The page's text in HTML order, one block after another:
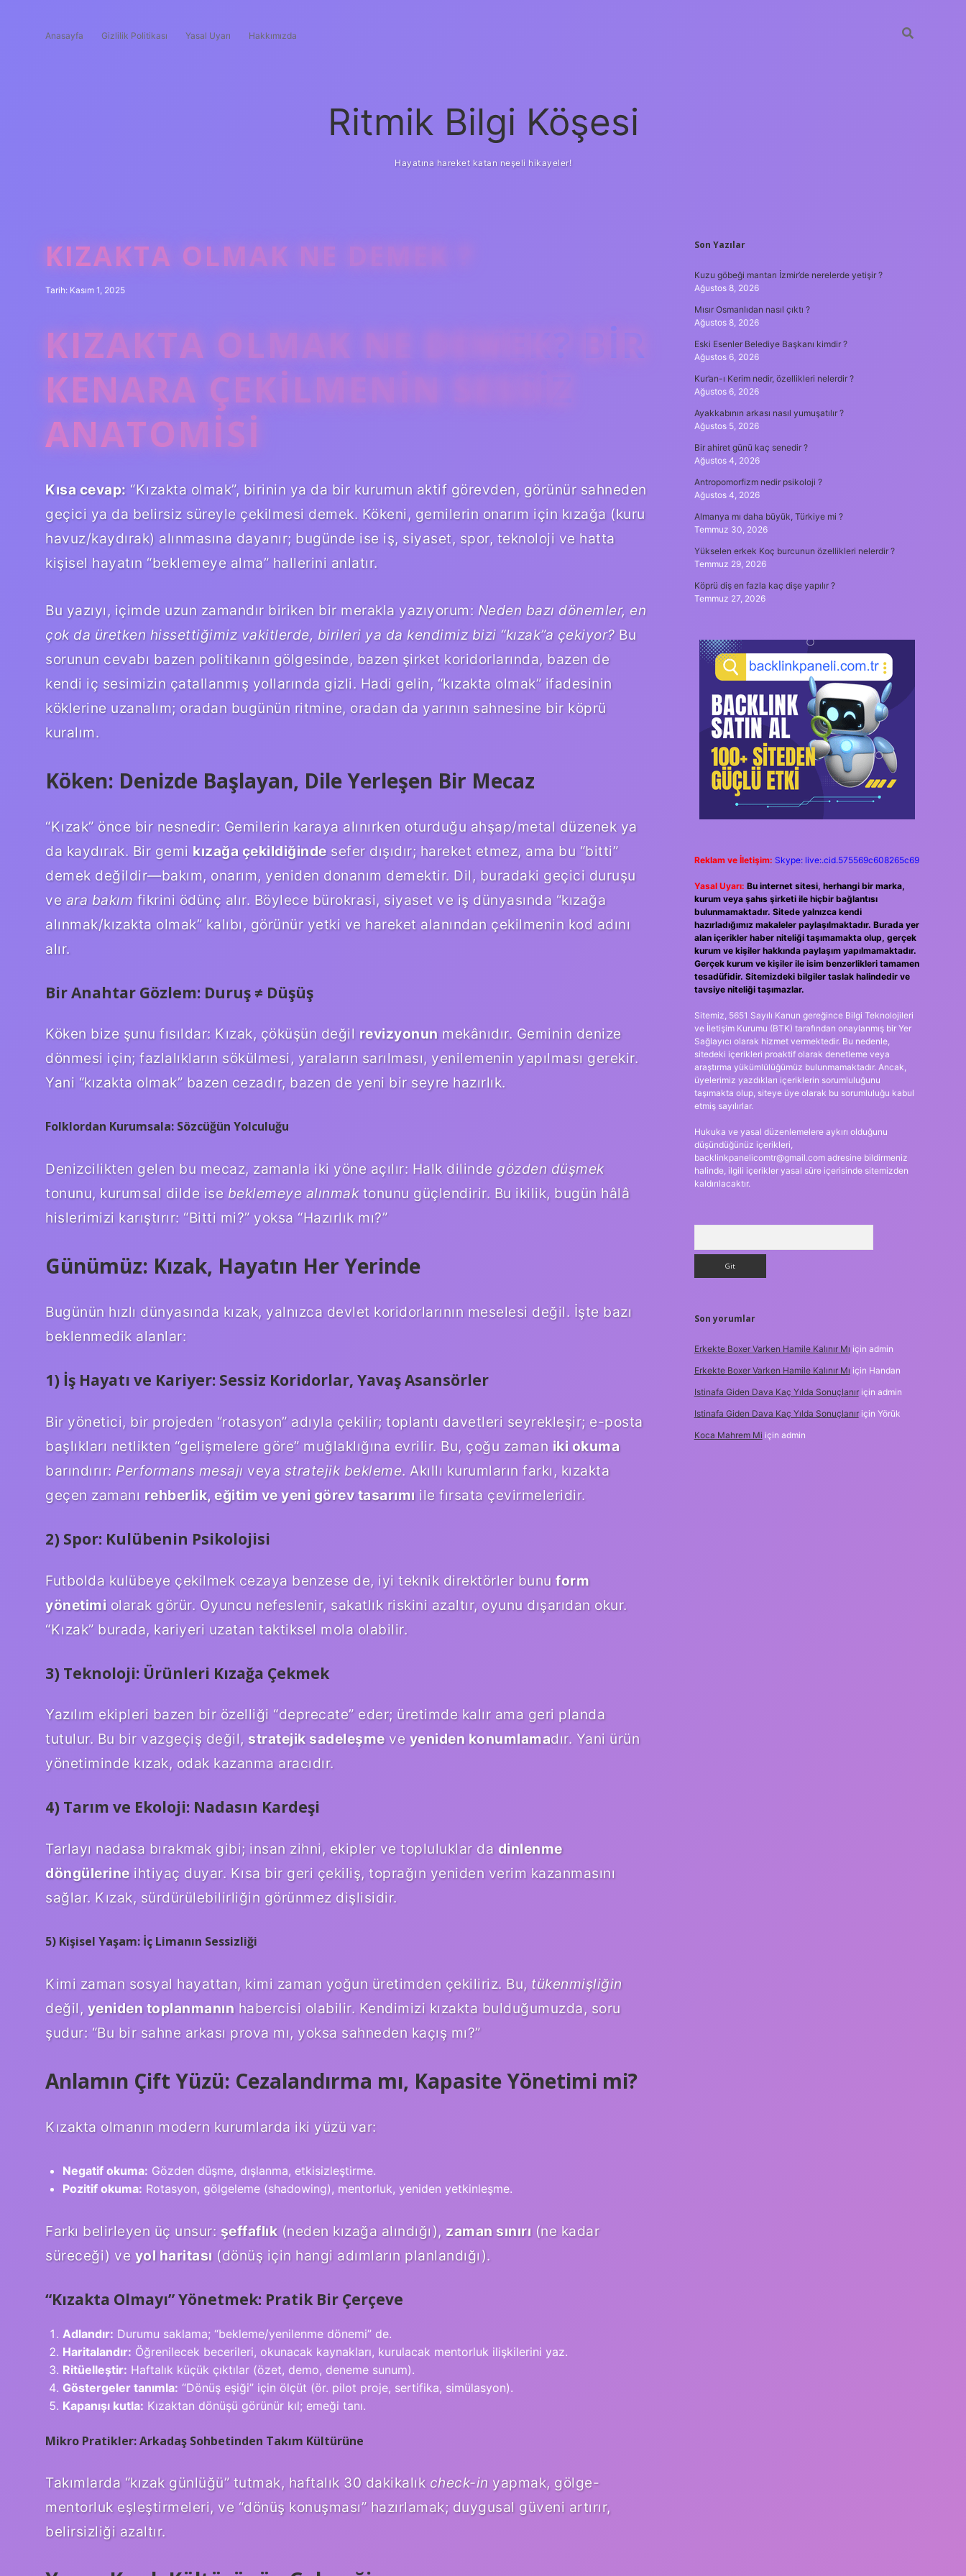
Anasayfa Gizlilik Politikası Yasal Uyarı Hakkımızda
Ritmik Bilgi Köşesi
Hayatına hareket katan neşeli hikayeler!
KIZAKTA OLMAK NE DEMEK ?
Tarih: Kasım 1, 2025
KIZAKTA OLMAK NE DEMEK? BIR
KENARA ÇEKILMENIN SESSIZ
ANATOMISI
Kısa cevap: “Kızakta olmak”, birinin ya da bir kurumun aktif görevden, görünür sahneden
geçici ya da belirsiz süreyle çekilmesi demek. Kökeni, gemilerin onarım için kızağa (kuru
havuz/kaydırak) alınmasına dayanır; bugünde ise iş, siyaset, spor, teknoloji ve hatta
kişisel hayatın “beklemeye alma” hallerini anlatır.
Bu yazıyı, içimde uzun zamandır biriken bir merakla yazıyorum: Neden bazı dönemler, en
çok da üretken hissettiğimiz vakitlerde, birileri ya da kendimiz bizi “kızak”a çekiyor?Bu
sorunun cevabı bazen politikanın gölgesinde, bazen şirket koridorlarında, bazen de
kendi iç sesimizin çatallanmış yollarında gizli. Hadi gelin, “kızakta olmak” ifadesinin
köklerine uzanalım; oradan bugünün ritmine, oradan da yarının sahnesine bir köprü
kuralım.
Köken: Denizde Başlayan, Dile Yerleşen Bir Mecaz
“Kızak” önce bir nesnedir: Gemilerin karaya alınırken oturduğu ahşap/metal düzenek ya
da kaydırak. Bir gemi kızağa çekildiğindesefer dışıdır; hareket etmez, ama bu “bitti”
demek değildir—bakım, onarım, yeniden donanım demektir. Dil, buradaki geçici duruşu
ve ara bakım fikrini ödünç alır. Böylece bürokrasi, siyaset ve iş dünyasında “kızağa
alınmak/kızakta olmak” kalıbı, görünür yetki ve hareket alanından çekilmenin kod adını
alır.
Bir Anahtar Gözlem: Duruş ≠ Düşüş
Köken bize şunu fısıldar: Kızak, çöküşün değil revizyonunmekânıdır. Geminin denize
dönmesi için; fazlalıkların sökülmesi, yaraların sarılması, yenilemenin yapılması gerekir.
Yani “kızakta olmak” bazen cezadır, bazen de yeni bir seyre hazırlık.
Folklordan Kurumsala: Sözcüğün Yolculuğu
Denizcilikten gelen bu mecaz, zamanla iki yöne açılır: Halk dilinde gözden düşmek
tonunu, kurumsal dilde ise beklemeye alınmaktonunu güçlendirir. Bu ikilik, bugün hâlâ
hislerimizi karıştırır: “Bitti mi?” yoksa “Hazırlık mı?”
Günümüz: Kızak, Hayatın Her Yerinde
Bugünün hızlı dünyasında kızak, yalnızca devlet koridorlarının meselesi değil. İşte bazı
beklenmedik alanlar:
1) İş Hayatı ve Kariyer: Sessiz Koridorlar, Yavaş Asansörler
Bir yönetici, bir projeden “rotasyon” adıyla çekilir; toplantı davetleri seyrekleşir; e-posta
başlıkları netlikten “gelişmelere göre” muğlaklığına evrilir. Bu, çoğu zaman iki okuma
barındırır: Performans mesajı veya stratejik bekleme. Akıllı kurumların farkı, kızakta
geçen zamanı rehberlik, eğitim ve yeni görev tasarımıile fırsata çevirmeleridir.
2) Spor: Kulübenin Psikolojisi
Futbolda kulübeye çekilmek cezaya benzese de, iyi teknik direktörler bunu form
yönetimiolarak görür. Oyuncu nefeslenir, sakatlık riskini azaltır, oyunu dışarıdan okur.
“Kızak” burada, kariyeri uzatan taktiksel mola olabilir.
3) Teknoloji: Ürünleri Kızağa Çekmek
Yazılım ekipleri bazen bir özelliği “deprecate” eder; üretimde kalır ama geri planda
tutulur. Bu bir vazgeçiş değil, stratejik sadeleşmeve yeniden konumlamadır. Yani ürün
yönetiminde kızak, odak kazanma aracıdır.
4) Tarım ve Ekoloji: Nadasın Kardeşi
Tarlayı nadasa bırakmak gibi; insan zihni, ekipler ve topluluklar da dinlenme
döngülerineihtiyaç duyar. Kısa bir geri çekiliş, toprağın yeniden verim kazanmasını
sağlar. Kızak, sürdürülebilirliğin görünmez dişlisidir.
5) Kişisel Yaşam: İç Limanın Sessizliği
Kimi zaman sosyal hayattan, kimi zaman yoğun üretimden çekiliriz. Bu, tükenmişliğin
değil, yeniden toplanmanınhabercisi olabilir. Kendimizi kızakta bulduğumuzda, soru
şudur: “Bu bir sahne arkası prova mı, yoksa sahneden kaçış mı?”
Anlamın Çift Yüzü: Cezalandırma mı, Kapasite Yönetimi mi?
Kızakta olmanın modern kurumlarda iki yüzü var:
Negatif okuma: Gözden düşme, dışlanma, etkisizleştirme.
Pozitif okuma: Rotasyon, gölgeleme (shadowing), mentorluk, yeniden yetkinleşme.
Farkı belirleyen üç unsur: şeffaflık (neden kızağa alındığı), zaman sınırı(ne kadar
süreceği) ve yol haritası(dönüş için hangi adımların planlandığı).
“Kızakta Olmayı” Yönetmek: Pratik Bir Çerçeve
Adlandır: Durumu saklama; “bekleme/yenilenme dönemi” de.
Haritalandır: Öğrenilecek becerileri, okunacak kaynakları, kurulacak mentorluk ilişkilerini yaz.
Ritüelleştir: Haftalık küçük çıktılar (özet, demo, deneme sunum).
Göstergeler tanımla: “Dönüş eşiği” için ölçüt (ör. pilot proje, sertifika, simülasyon).
Kapanışı kutla: Kızaktan dönüşü görünür kıl; emeği tanı.
Mikro Pratikler: Arkadaş Sohbetinden Takım Kültürüne
Takımlarda “kızak günlüğü” tutmak, haftalık 30 dakikalık check-inyapmak, gölge-
mentorluk eşleştirmeleri, ve “dönüş konuşması” hazırlamak; duygusal güveni artırır,
belirsizliği azaltır.
SIDEBAR
Son Yazılar
Kuzu göbeği mantarı İzmir’de nerelerde yetişir ?
Ağustos 8, 2026
Mısır Osmanlıdan nasıl çıktı ?
Ağustos 8, 2026
Eski Esenler Belediye Başkanı kimdir ?
Ağustos 6, 2026
Kur’an-ı Kerim nedir, özellikleri nelerdir ?
Ağustos 6, 2026
Ayakkabının arkası nasıl yumuşatılır ?
Ağustos 5, 2026
Bir ahiret günü kaç senedir ?
Ağustos 4, 2026
Antropomorfizm nedir psikoloji ?
Ağustos 4, 2026
Almanya mı daha büyük, Türkiye mi ?
Temmuz 30, 2026
Yükselen erkek Koç burcunun özellikleri nelerdir ?
Temmuz 29, 2026
Köprü diş en fazla kaç dişe yapılır ?
Temmuz 27, 2026
Reklam ve İletişim: Skype: live:.cid.575569c608265c69
Yasal Uyarı: Bu internet sitesi, herhangi bir marka,
kurum veya şahıs şirketi ile hiçbir bağlantısı
bulunmamaktadır. Sitede yalnızca kendi
hazırladığımız makaleler paylaşılmaktadır. Burada yer
alan içerikler haber niteliği taşımamakta olup, gerçek
kurum ve kişiler hakkında paylaşım yapılmamaktadır.
Gerçek kurum ve kişiler ile isim benzerlikleri tamamen
tesadüfidir. Sitemizdeki bilgiler taslak halindedir ve
tavsiye niteliği taşımazlar.
Sitemiz, 5651 Sayılı Kanun gereğince Bilgi Teknolojileri
ve İletişim Kurumu (BTK) tarafından onaylanmış bir Yer
Sağlayıcı olarak hizmet vermektedir. Bu nedenle,
sitedeki içerikleri proaktif olarak denetleme veya
araştırma yükümlülüğümüz bulunmamaktadır. Ancak,
üyelerimiz yazdıkları içeriklerin sorumluluğunu
taşımakta olup, siteye üye olarak bu sorumluluğu kabul
etmiş sayılırlar.
Hukuka ve yasal düzenlemelere aykırı olduğunu
düşündüğünüz içerikleri,
backlinkpanelicomtr@gmail.comadresine bildirmeniz
halinde, ilgili içerikler yasal süre içerisinde sitemizden
kaldırılacaktır.
Son yorumlar
Erkekte Boxer Varken Hamile Kalınır Mı için admin
Erkekte Boxer Varken Hamile Kalınır Mı için Handan
Istinafa Giden Dava Kaç Yılda Sonuçlanıriçin admin
Istinafa Giden Dava Kaç Yılda Sonuçlanıriçin Yörük
Koca Mahrem Mi için admin